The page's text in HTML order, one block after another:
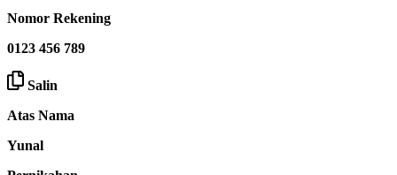
Nomor Rekening
0123 456 789
Salin
Atas Nama
Yunal